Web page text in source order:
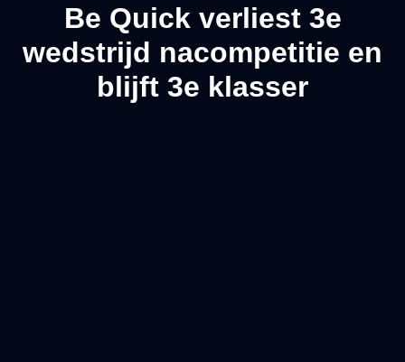
Be Quick verliest 3e
wedstrijd nacompetitie en
blijft 3e klasser